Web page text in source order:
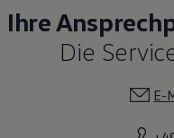
Ihre
Die
E-